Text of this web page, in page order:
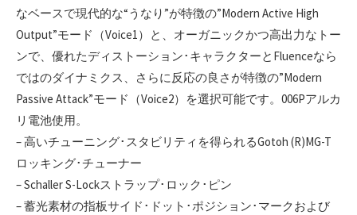
なベースで現代的な“うなり”が特徴の”Modern Active High
Output”モード（Voice1）と、オーガニックかつ高出力なトー
ンで、優れたディストーション･キャラクターとFluenceなら
ではのダイナミクス、さらに反応の良さが特徴の”Modern
Passive Attack”モード（Voice2）を選択可能です。006Pアルカ
リ電池使用。
– 高いチューニング･スタビリティを得られるGotoh (R)MG-T
ロッキング･チューナー
– Schaller S-Lockストラップ･ロック･ピン
– 蓄光素材の指板サイド･ドット･ポジション･マークおよび